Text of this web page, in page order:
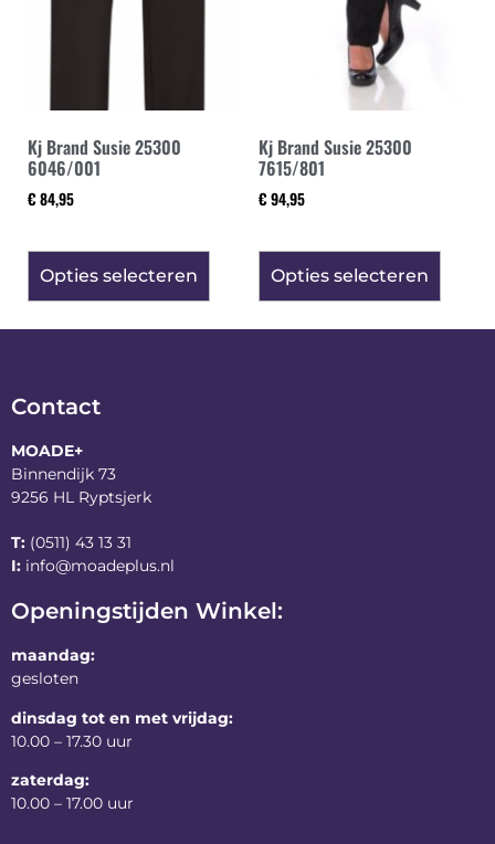
Kj Brand Susie 25300
6046/001
€ 84,95
Opties selecteren
Kj Brand Susie 25300
7615/801
€ 94,95
Opties selecteren
Contact
MOADE+
Binnendijk 73
9256 HL Ryptsjerk
T: (0511) 43 13 31
I: info@moadeplus.nl
Openingstijden Winkel:
maandag:
gesloten
dinsdag tot en met vrijdag:
10.00 – 17.30 uur
zaterdag:
10.00 – 17.00 uur